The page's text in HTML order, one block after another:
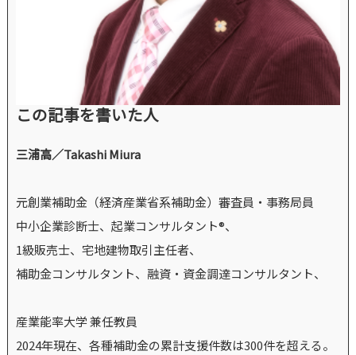
この記事を書いた人
三浦高／Takashi Miura
元創業補助金（経済産業省系補助金）審査員・事務局員
中小企業診断士、起業コンサルタント®、
1級販売士、宅地建物取引主任者、
補助金コンサルタント、融資・資金調達コンサルタント、
産業能率大学 兼任教員
2024年現在、各種補助金の累計支援件数は300件を超える。